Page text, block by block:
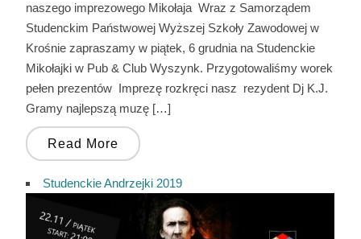
naszego imprezowego Mikołaja Wraz z Samorządem
Studenckim Państwowej Wyższej Szkoły Zawodowej w
Krośnie zapraszamy w piątek, 6 grudnia na Studenckie
Mikołajki w Pub & Club Wyszynk. Przygotowaliśmy worek
pełen prezentów Imprezę rozkręci nasz rezydent Dj K.J.
Gramy najlepszą muzę […]
Read More
Studenckie Andrzejki 2019